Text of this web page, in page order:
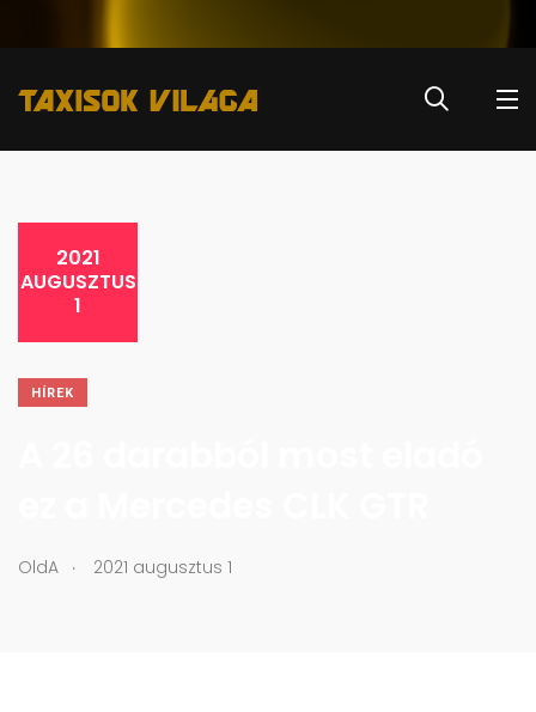
2021
AUGUSZTUS
1
HÍREK
OldA . 2021 augusztus 1